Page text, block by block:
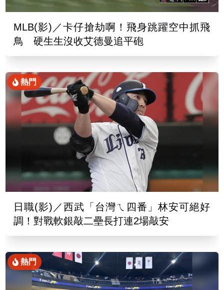
MLB(影)／卡仔搶劫啊！飛身跳躍空中抓飛
鳥 硬生生沒收艾德曼追平砲
熱門
日職(影)／西武「台灣ㄟ四番」林安可絕好
調！對戰軟銀敲二壘長打連2場敲安
熱門